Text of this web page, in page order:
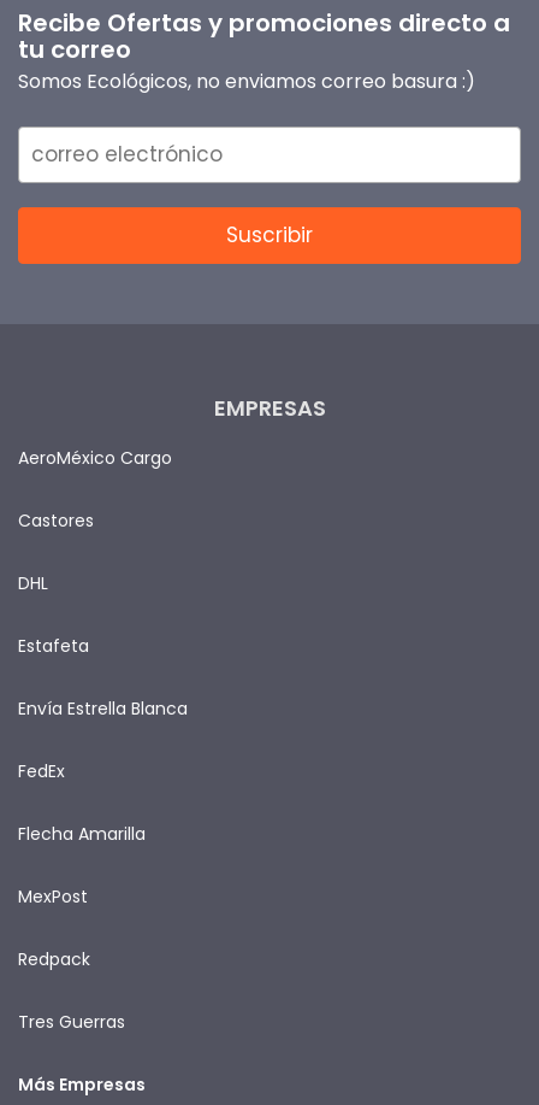
Recibe Ofertas y promociones directo a
tu correo
Somos Ecológicos, no enviamos correo basura :)
EMPRESAS
AeroMéxico Cargo
Castores
DHL
Estafeta
Envía Estrella Blanca
FedEx
Flecha Amarilla
MexPost
Redpack
Tres Guerras
Más Empresas